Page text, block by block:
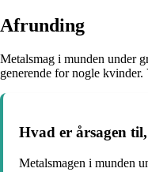
Afrunding
Metalsmag i munden under
generende for nogle
Hvad er årsagen
Metalsmagen i munden